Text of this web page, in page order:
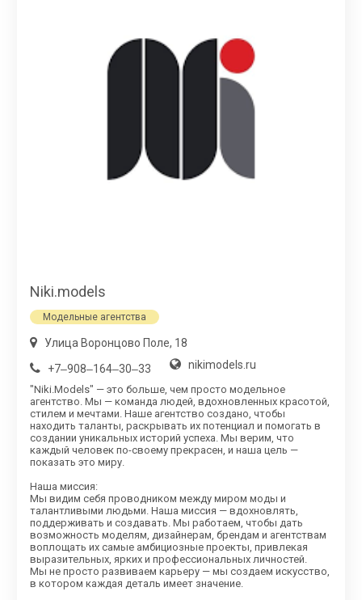
Niki.models
Модельные агентства
Улица Воронцово Поле, 18
+7‒908‒164‒30‒33
nikimodels.ru
"Niki.Models" — это больше, чем просто модельное
агентство. Мы — команда людей, вдохновленных красотой,
стилем и мечтами. Наше агентство создано, чтобы
находить таланты, раскрывать их потенциал и помогать в
создании уникальных историй успеха. Мы верим, что
каждый человек по-своему прекрасен, и наша цель —
показать это миру.
Наша миссия:
Мы видим себя проводником между миром моды и
талантливыми людьми. Наша миссия — вдохновлять,
поддерживать и создавать. Мы работаем, чтобы дать
возможность моделям, дизайнерам, брендам и агентствам
воплощать их самые амбициозные проекты, привлекая
выразительных, ярких и профессиональных личностей.
Мы не просто развиваем карьеру — мы создаем искусство,
в котором каждая деталь имеет значение.